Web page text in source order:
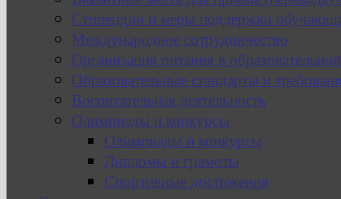
Стипендии и меры поддержки
Международное сотрудничество
Организация питания в
Образовательные стандарты и
Воспитательная деятельность
Олимпиады и конкурсы
Олимпиады и конкурсы
Дипломы и грамоты
Спортивные достижения